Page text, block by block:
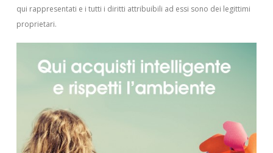
qui rappresentati e i tutti i diritti attribuibili ad essi sono dei legittimi
proprietari.